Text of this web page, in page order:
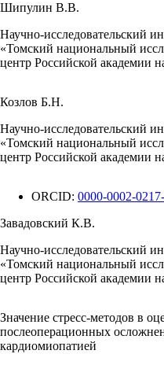
Шипулин В.В.
Научно-исследовательский
«Томский национальный
центр Российской академии
Козлов Б.Н.
Научно-исследовательский
«Томский национальный
центр Российской академии
ORCID: 0000-0002-
Завадовский К.В.
Научно-исследовательский
«Томский национальный
центр Российской академии
Значение стресс-методов в
послеоперационных
кардиомиопатией